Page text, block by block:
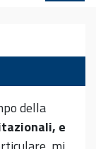
della
e